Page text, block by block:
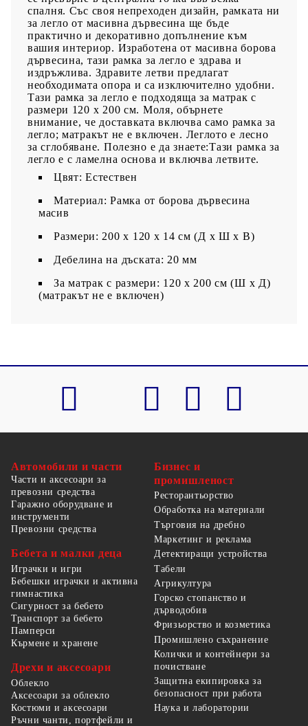
спалня. Със своя непреходен дизайн, рамката ни
за легло от масивна дървесина ще бъде
практично и декоративно допълнение към
вашия интериор. Изработена от масивна борова
дървесина, тази рамка за легло е здрава и
издръжлива. Здравите летви предлагат
необходимата опора и са изключително удобни.
Тази рамка за легло е подходяща за матрак с
размери 120 x 200 см. Моля, обърнете
внимание, че доставката включва само рамка за
легло; матракът не е включен. Леглото е лесно
за сглобяване. Полезно е да знаете:Тази рамка за
легло е с ламелна основа и включва летвите.
Цвят: Естествен
Материал: Рамка от борова дървесина
масив
Размери: 200 x 120 x 14 см (Д x Ш x В)
Дебелина на дъската: 20 мм
За матрак с размери: 120 x 200 cм (Ш x Д)
(матракът не е включен)
Автомобили и части
Части и аксесоари за
превозни средства
Гаражно оборудване и
инструменти
Превозни средства
Бебета и малки деца
Играчки и игри
Бебешки играчки и активна
гимнастика
Сигурност за бебето
Транспорт за бебето
Памперси
Кърмене и хранене
Дрехи и аксесоари
Облекло
Аксесоари за облекло
Костюми и аксесоари
Ръчни чанти, портфейли и
Бизнес и
промишленост
Ресторантьорство
Обработка на материали
Търговия на дребно
Маркетинг и реклама
Детектиращи устройства
Табели
Агрикултура
Горско стопанство и
дърводобив
Фризьорство и козметика
Промишлено съхранение
Колички и контейнери за
почистване
Защитна екипировка за
безопасност при работа
Наука и лаборатории